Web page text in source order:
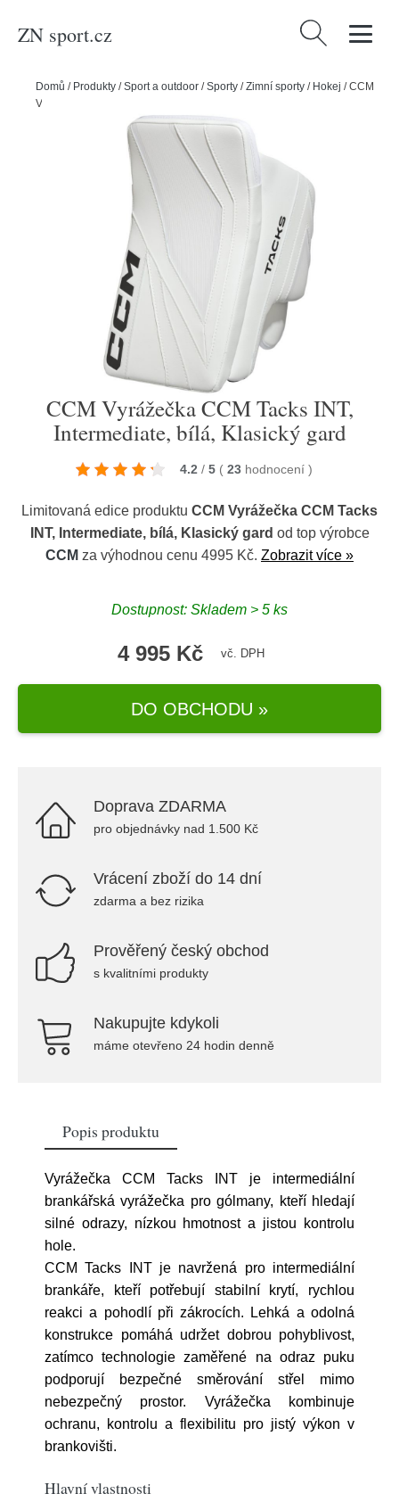
ZN sport.cz Vyhledávání
Domů / Produkty /Sport a outdoor /Sporty /Zimní sporty / Hokej /CCM
Vyrážečka CCM Tacks INT, Intermediate, bílá, Klasický gard
CCM Vyrážečka CCM Tacks INT,
Intermediate, bílá, Klasický gard
4.2 / 5 ( 23 hodnocení )
Limitovaná edice produktu CCM Vyrážečka CCM Tacks
INT, Intermediate, bílá, Klasický gard od top výrobce
CCM za výhodnou cenu 4995 Kč. Zobrazit více »
Dostupnost: Skladem > 5 ks
4 995 Kč vč. DPH
DO OBCHODU »
Doprava ZDARMA
pro objednávky nad 1.500 Kč
Vrácení zboží do 14 dní
zdarma a bez rizika
Prověřený český obchod
s kvalitními produkty
Nakupujte kdykoli
máme otevřeno 24 hodin denně
Popis produktu
Vyrážečka CCM Tacks INT je intermediální
brankářská vyrážečka pro gólmany, kteří hledají
silné odrazy, nízkou hmotnost a jistou kontrolu
hole.
CCM Tacks INT je navržená pro intermediální
brankáře, kteří potřebují stabilní krytí, rychlou
reakci a pohodlí při zákrocích. Lehká a odolná
konstrukce pomáhá udržet dobrou pohyblivost,
zatímco technologie zaměřené na odraz puku
podporují bezpečné směrování střel mimo
nebezpečný prostor. Vyrážečka kombinuje
ochranu, kontrolu a flexibilitu pro jistý výkon v
brankovišti.
Hlavní vlastnosti